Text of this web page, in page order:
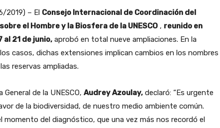
2019) – El Consejo Internacional de Coordinación del
el Hombre y la Biosfera de la UNESCO, reunido en
al 21 de junio,aprobó en total nueve ampliaciones. En la
casos, dichas extensiones implican cambios en los nombres
reservas ampliadas.
General de la UNESCO, Audrey Azoulay,declaró: “Es urgente
de la biodiversidad, de nuestro medio ambiente común.
momento del diagnóstico, que una vez más nos recordó el